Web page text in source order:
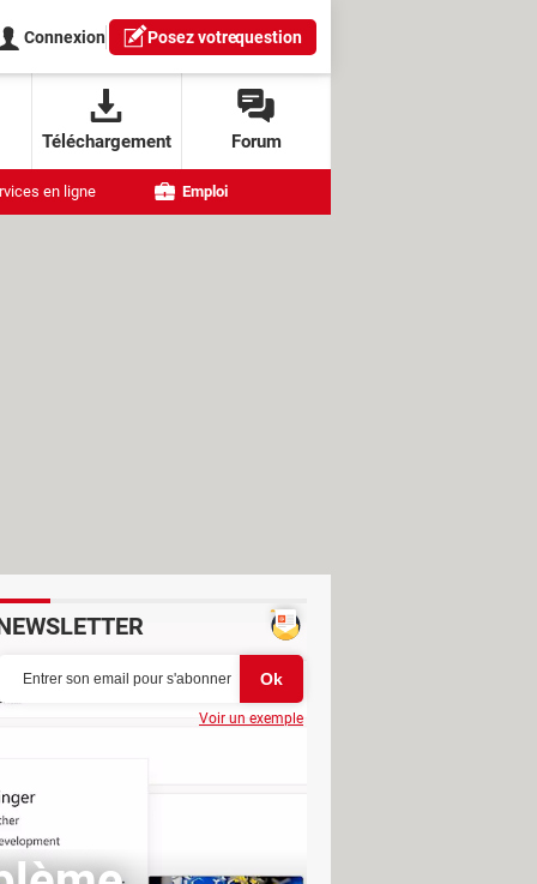
Connexion Posez votrequestion
Téléchargement Forum
en ligne Emploi
Voir un exemple